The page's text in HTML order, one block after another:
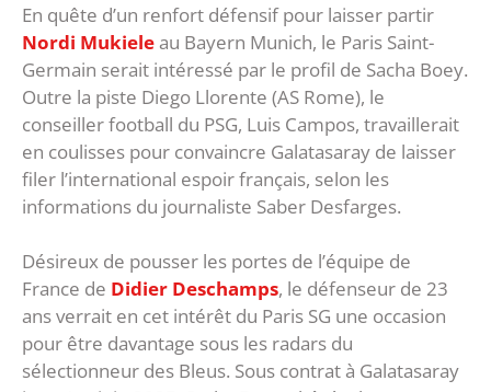
En quête d’un renfort défensif pour laisser partir
Nordi Mukieleau Bayern Munich, le Paris Saint-
Germain serait intéressé par le profil de Sacha Boey.
Outre la piste Diego Llorente (AS Rome), le
conseiller football du PSG, Luis Campos, travaillerait
en coulisses pour convaincre Galatasaray de laisser
filer l’international espoir français, selon les
informations du journaliste Saber Desfarges.
Désireux de pousser les portes de l’équipe de
France de Didier Deschamps, le défenseur de 23
ans verrait en cet intérêt du Paris SG une occasion
pour être davantage sous les radars du
sélectionneur des Bleus. Sous contrat à Galatasaray